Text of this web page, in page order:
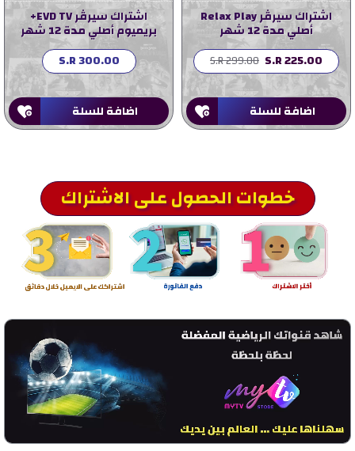
اشتراك سيرڤر Relax Play
أصلي مدة 12 شهر
S.R 225.00
S.R 299.00
اضافة للسلة
اشتراك سيرڤر EVD TV+
بريميوم أصلي مدة 12 شهر
S.R 300.00
اضافة للسلة
خطوات الحصول على الاشتراك